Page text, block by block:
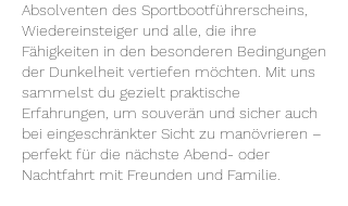
Absolventen des Sportbootführerscheins,
Wiedereinsteiger und alle, die ihre
Fähigkeiten in den besonderen Bedingungen
der Dunkelheit vertiefen möchten. Mit uns
sammelst du gezielt praktische
Erfahrungen, um souverän und sicher auch
bei eingeschränkter Sicht zu manövrieren –
perfekt für die nächste Abend- oder
Nachtfahrt mit Freunden und Familie.